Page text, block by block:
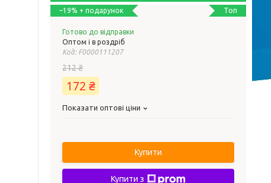
Топ
–19%
Готово до відправки
Оптом і в роздріб
Код: F0000111207
212 ₴
172 ₴
Показати оптові ціни
Купити
Купити з